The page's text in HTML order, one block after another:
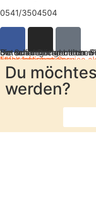
0541/3504504
Sie sehen gerade einen
. Um auf den eigentlichen Inhalt zuzugreifen, klicken Sie auf die Schaltfläche unten.
Mehr Informationen
Inhalt entsperren
Erforderlichen Service
Du
werden?